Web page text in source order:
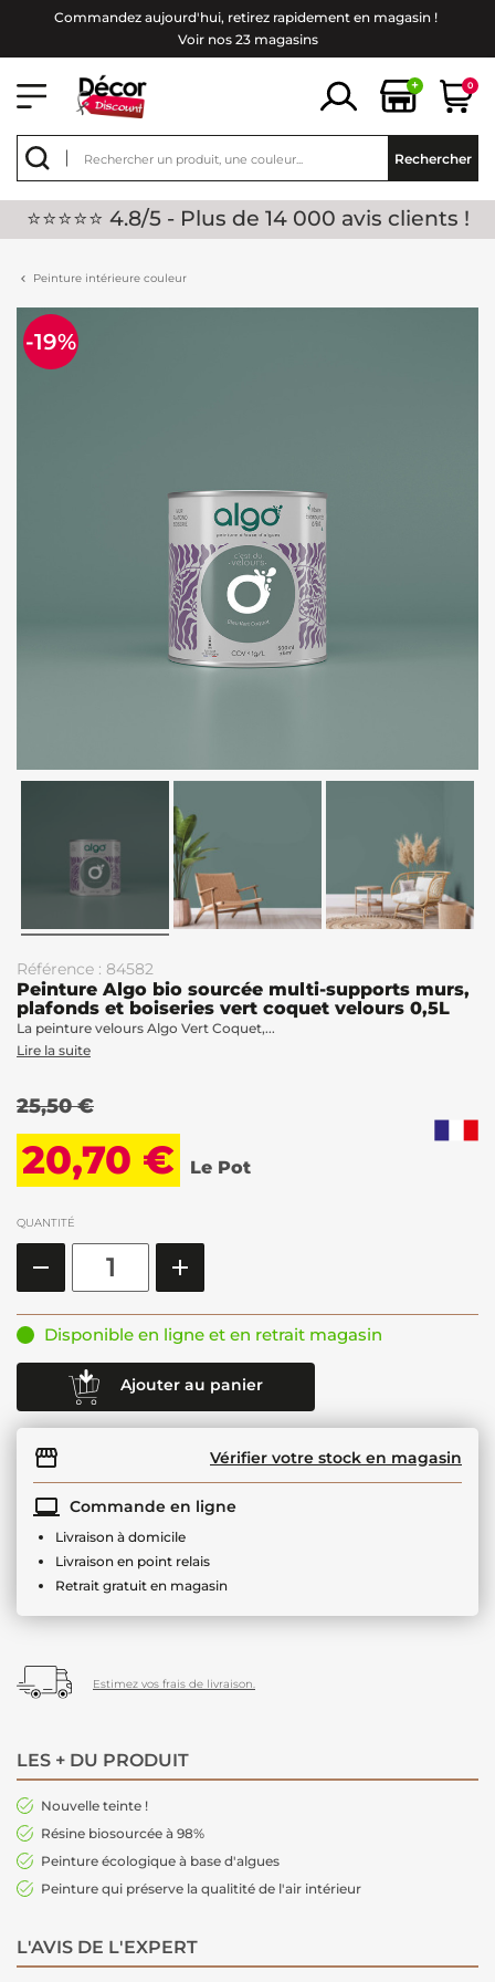
Commandez aujourd'hui, retirez rapidement en magasin !
Voir nos 23 magasins
+ 0
Rechercher
⭐⭐⭐⭐⭐ 4.8/5 - Plus de 14 000 avis clients !
Peinture intérieure couleur
-19%
Référence : 84582
Peinture Algo bio sourcée multi-supports murs,
plafonds et boiseries vert coquet velours 0,5L
La peinture velours Algo Vert Coquet,...
Lire la suite
25,50 €
20,70 € Le Pot
QUANTITÉ
Disponible en ligne et en retrait magasin
Ajouter au panier
Vérifier votre stock en magasin
Commande en ligne
Livraison à domicile
Livraison en point relais
Retrait gratuit en magasin
Estimez vos frais de livraison.
LES + DU PRODUIT
Nouvelle teinte !
Résine biosourcée à 98%
Peinture écologique à base d'algues
Peinture qui préserve la qualitité de l'air intérieur
L'AVIS DE L'EXPERT